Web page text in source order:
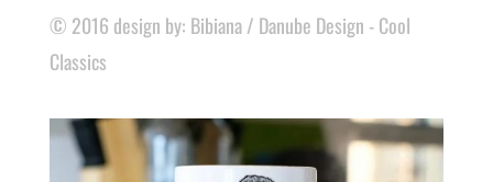
© 2016 design by: Bibiana / Danube Design - Cool
Classics